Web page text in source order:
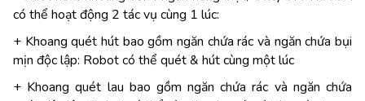
có thể hoạt động 2 tác vụ cùng 1 lúc:
+ Khoang quét hút bao gồm ngăn chứa rác và ngăn chứa bụi
mịn độc lập: Robot có thể quét & hút cùng một lúc
+ Khoang quét lau bao gồm ngăn chứa rác và ngăn chứa